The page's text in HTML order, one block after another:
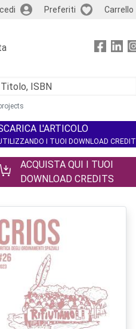
Preferiti Carrello
L'ARTICOLO
I TUOI DOWNLOAD CREDIT
ACQUISTA QUI I TUOI
DOWNLOAD CREDITS